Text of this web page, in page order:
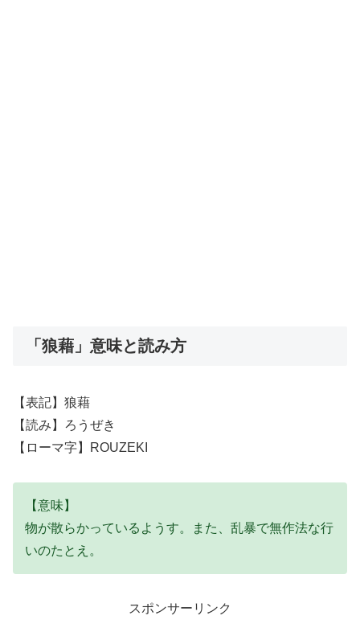
「狼藉」意味と読み方
【表記】狼藉
【読み】ろうぜき
【ローマ字】ROUZEKI
【意味】
物が散らかっているようす。また、乱暴で無作法な行
いのたとえ。
スポンサーリンク